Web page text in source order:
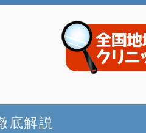
底解説